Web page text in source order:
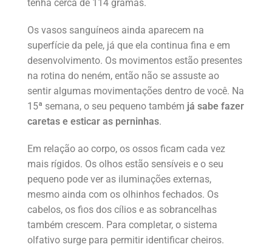
tenha cerca de 114 gramas.
Os vasos sanguíneos ainda aparecem na
superfície da pele, já que ela continua fina e em
desenvolvimento. Os movimentos estão presentes
na rotina do neném, então não se assuste ao
sentir algumas movimentações dentro de você. Na
15ª semana, o seu pequeno também já sabe fazer
caretas e esticar as perninhas.
Em relação ao corpo, os ossos ficam cada vez
mais rígidos. Os olhos estão sensíveis e o seu
pequeno pode ver as iluminações externas,
mesmo ainda com os olhinhos fechados. Os
cabelos, os fios dos cílios e as sobrancelhas
também crescem. Para completar, o sistema
olfativo surge para permitir identificar cheiros.